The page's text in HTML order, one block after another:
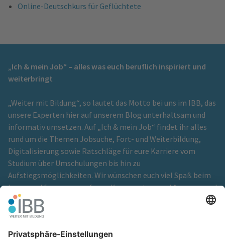
Online-Deutschkurs für Geflüchtete
„Ich & mein Job“ – alles was euch beruflich inspiriert und
weiterbringt
„Weiter mit Bildung“, so lautet das Motto bei uns im IBB, das
unsere Experten hier auf unserem Blog unterhaltsam und
informativ umsetzen. Auf „Ich & mein Job“ findet ihr alles
rund um die Themen Jobsuche, Fort- und Weiterbildung,
Digitalisierung sowie Ratschläge für eure Karriere vom
Studium über Umschulungen bis hin zu
Aufstiegsmöglichkeiten. Wir wünschen euch viel Spaß beim
Lesen und freuen uns auf eure Kommentare und Anregungen!
Ein Blog der